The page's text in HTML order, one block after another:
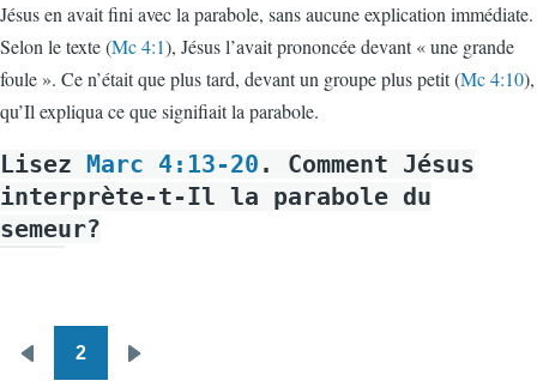
Jésus en avait fini avec la parabole, sans aucune explication immédiate.
Selon le texte (Mc 4:1), Jésus l’avait prononcée devant « une grande
foule ». Ce n’était que plus tard, devant un groupe plus petit (Mc 4:10),
qu’Il expliqua ce que signifiait la parabole.
Lisez Marc 4:13-20 . Comment Jésus
interprète-t-Il la parabole du
semeur?
Pagination
Page
2